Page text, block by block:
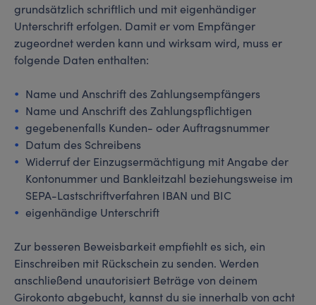
grundsätzlich schriftlich und mit eigenhändiger
Unterschrift erfolgen. Damit er vom Empfänger
zugeordnet werden kann und wirksam wird, muss er
folgende Daten enthalten:
Name und Anschrift des Zahlungsempfängers
Name und Anschrift des Zahlungspflichtigen
gegebenenfalls Kunden- oder Auftragsnummer
Datum des Schreibens
Widerruf der Einzugsermächtigung mit Angabe der
Kontonummer und Bankleitzahl beziehungsweise im
SEPA-Lastschriftverfahren IBAN und BIC
eigenhändige Unterschrift
Zur besseren Beweisbarkeit empfiehlt es sich, ein
Einschreiben mit Rückschein zu senden. Werden
anschließend unautorisiert Beträge von deinem
Girokonto abgebucht, kannst du sie innerhalb von acht